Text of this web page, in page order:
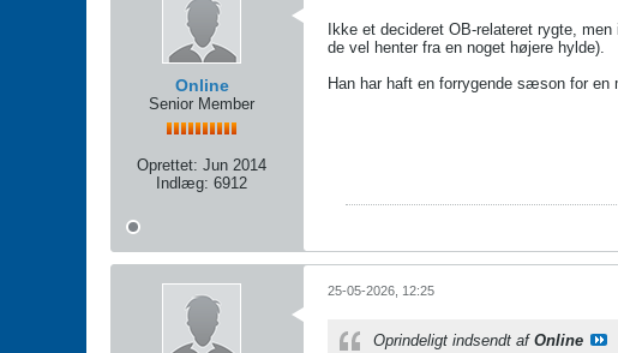
Online
Senior Member
Oprettet: Jun 2014
Indlæg: 6912
Ikke et decideret OB-relateret rygte,
de vel henter fra en noget højere hylde).
Han har haft en forrygende sæson for en
25-05-2026, 12:25
Oprindeligt indsendt af Online